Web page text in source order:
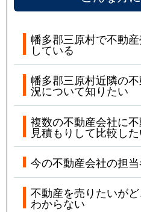
幡多郡三原村で不動
している
幡多郡三原村近隣の
況について知りたい
複数の不動産会社に
見積もりして比較し
今の不動産会社の担
不動産を売りたいが
わからない